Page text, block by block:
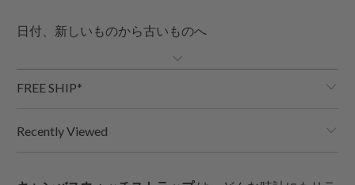
FREE SHIP*
Recently Viewed